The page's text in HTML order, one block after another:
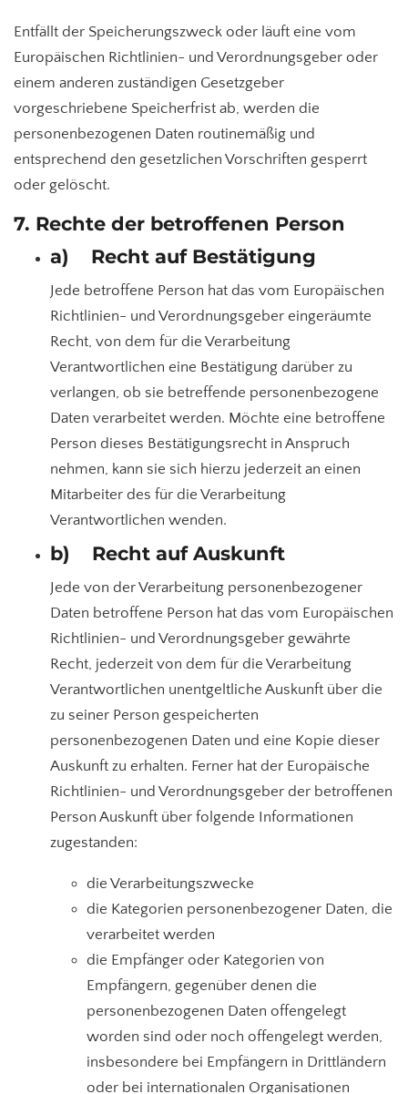
Entfällt der Speicherungszweck oder läuft eine vom
Europäischen Richtlinien- und Verordnungsgeber oder
einem anderen zuständigen Gesetzgeber
vorgeschriebene Speicherfrist ab, werden die
personenbezogenen Daten routinemäßig und
entsprechend den gesetzlichen Vorschriften gesperrt
oder gelöscht.
7. Rechte der betroffenen Person
a) Recht auf Bestätigung
Jede betroffene Person hat das vom Europäischen
Richtlinien- und Verordnungsgeber eingeräumte
Recht, von dem für die Verarbeitung
Verantwortlichen eine Bestätigung darüber zu
verlangen, ob sie betreffende personenbezogene
Daten verarbeitet werden. Möchte eine betroffene
Person dieses Bestätigungsrecht in Anspruch
nehmen, kann sie sich hierzu jederzeit an einen
Mitarbeiter des für die Verarbeitung
Verantwortlichen wenden.
b) Recht auf Auskunft
Jede von der Verarbeitung personenbezogener
Daten betroffene Person hat das vom Europäischen
Richtlinien- und Verordnungsgeber gewährte
Recht, jederzeit von dem für die Verarbeitung
Verantwortlichen unentgeltliche Auskunft über die
zu seiner Person gespeicherten
personenbezogenen Daten und eine Kopie dieser
Auskunft zu erhalten. Ferner hat der Europäische
Richtlinien- und Verordnungsgeber der betroffenen
Person Auskunft über folgende Informationen
zugestanden:
die Verarbeitungszwecke
die Kategorien personenbezogener Daten, die
verarbeitet werden
die Empfänger oder Kategorien von
Empfängern, gegenüber denen die
personenbezogenen Daten offengelegt
worden sind oder noch offengelegt werden,
insbesondere bei Empfängern in Drittländern
oder bei internationalen Organisationen